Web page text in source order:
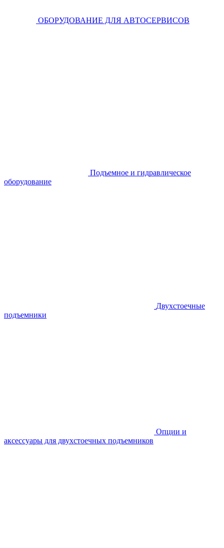
ОБОРУДОВАНИЕ ДЛЯ АВТОСЕРВИСОВ
Подъемное и гидравлическое
оборудование
Двухстоечные
подъемники
Опции и
аксессуары для двухстоечных подъемников